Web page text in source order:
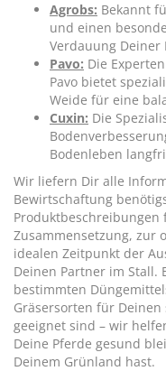
Agrobs: Bekannt
und einen
Verdauung
Pavo: Die
Pavo bietet
Weide für eine
Cuxin: Die
Bodenleben
Wir liefern Dir alle
Bewirtschaftung
Produktbeschreibungen
Zusammensetzung, zur
idealen Zeitpunkt der
Deinen Partner im Stall.
bestimmten
Gräsersorten für
geeignet sind – wir
Deine Pferde gesund
Deinem Grünland hast.